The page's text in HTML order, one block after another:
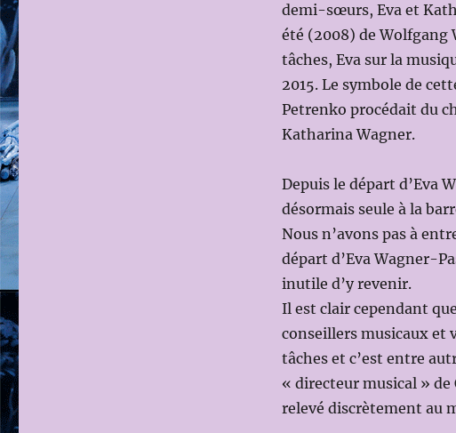
demi-sœurs, Eva et
été (2008) de Wolfgang
tâches, Eva sur la
2015. Le symbole de
Petrenko procédait du
Katharina Wagner.
Depuis le départ d’Eva
désormais seule à la
Nous n’avons pas à
départ d’Eva Wagner-
inutile d’y revenir.
Il est clair cependant
conseillers musicaux et
tâches et c’est entre
« directeur musical »
relevé discrètement au